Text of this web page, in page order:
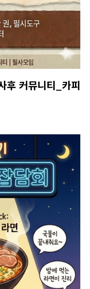
후 커뮤니티_카피